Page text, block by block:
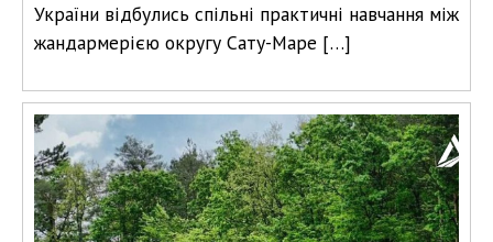
України відбулись спільні практичні навчання між
жандармерією округу Сату-Маре […]